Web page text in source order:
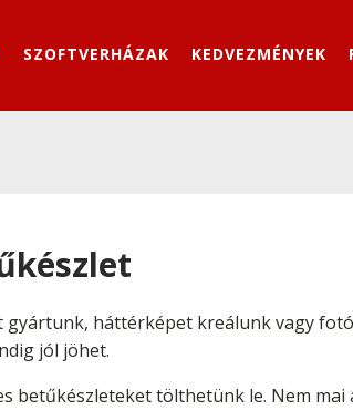
SZOFTVERHÁZAK KEDVEZMÉNYEK
háttérképet kreálunk vagy
jól jöhet.
betűkészleteket tölthetünk le. Nem mai